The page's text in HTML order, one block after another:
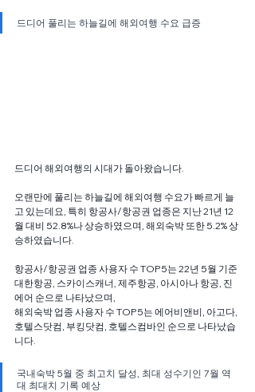
드디어 풀리는 하늘길에 해외여행 수요 급증
드디어 해외여행의 시대가 돌아왔습니다.
오랜만에 풀리는 하늘길에 해외여행 수요가 빠르게 늘
고 있는데요, 특히 항공사/항공권 업종은 지난 21년 12
월 대비 52.8%나 상승하였으며, 해외숙박 또한 5.2% 상
승하였습니다.
항공사/항공권 업종 사용자 수 TOP5는 22년 5월 기준
대한항공, 스카이스캐너, 제주항공, 아시아나 항공, 진
에어 순으로 나타났으며,
해외숙박 업종 사용자 수 TOP5는 에어비앤비, 아고다,
호텔스닷컴, 부킹닷컴, 호텔스컴바인 순으로 나타났습
니다.
국내숙박 5월 중 최고치 달성, 최대 성수기인 7월 역
대 최대치 기록 예상